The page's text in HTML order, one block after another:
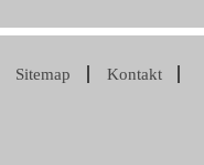
Sitemap Kontakt